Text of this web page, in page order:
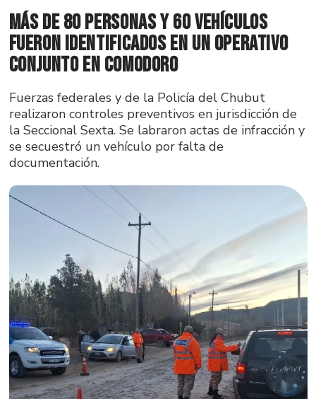
Más de 80 personas y 60 vehículos
fueron identificados en un operativo
conjunto en Comodoro
Fuerzas federales y de la Policía del Chubut
realizaron controles preventivos en jurisdicción de
la Seccional Sexta. Se labraron actas de infracción y
se secuestró un vehículo por falta de
documentación.